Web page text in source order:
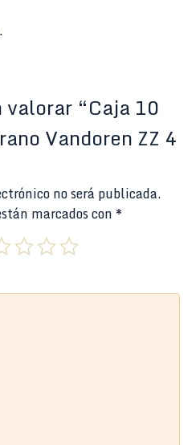
“Caja 10
Vandoren ZZ 4
no será publicada.
marcados con *